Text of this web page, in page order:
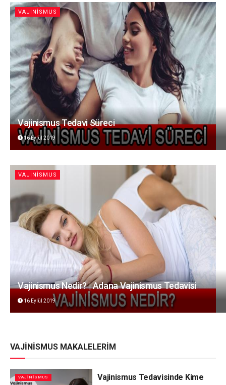
VAJINISMUS
Vajinismus Tedavi Süreci
16 Eylül 2019
VAJINISMUS
Vajinismus Nedir? | Adana Vajinismus Tedavisi
16 Eylül 2019
VAJİNİSMUS MAKALELERİM
VAJINISMUS
Vajinismus Tedavisinde Kime